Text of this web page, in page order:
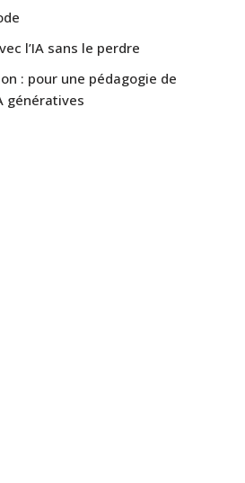
l’IA sans le perdre
: pour une pédagogie de
génératives